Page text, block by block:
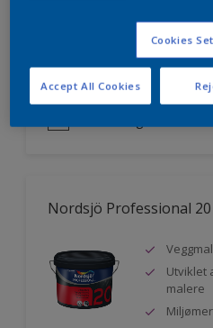
mørke
Nordsjö Professional 20
Utviklet
malere
Cookies
Accept All Cookies